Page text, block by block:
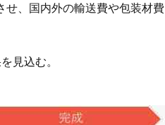
せ、国内外の輸送費や包装材費
見込む。